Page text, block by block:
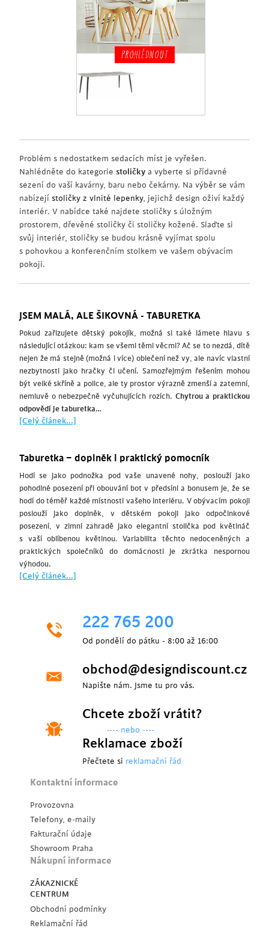
PROHLÉDNOUT
Problém s nedostatkem sedacích míst je vyřešen.
Nahlédněte do kategorie stoličky a vyberte si přídavné
sezení do vaší kavárny, baru nebo čekárny. Na výběr se vám
nabízejí stoličky z vlnité lepenky, jejichž design oživí každý
interiér. V nabídce také najdete stoličky s úložným
prostorem, dřevěné stoličky či stoličky kožené. Slaďte si
svůj interiér, stoličky se budou krásně vyjímat spolu
s pohovkou a konferenčním stolkem ve vašem obývacím
pokoji.
JSEM MALÁ, ALE ŠIKOVNÁ - TABURETKA
Pokud zařizujete dětský pokojík, možná si také lámete hlavu s
následující otázkou: kam se všemi těmi věcmi? Ač se to nezdá, dítě
nejen že má stejně (možná i více) oblečení než vy, ale navíc vlastní
nezbytnosti jako hračky či učení. Samozřejmým řešením mohou
být velké skříně a police, ale ty prostor výrazně zmenší a zatemní,
nemluvě o nebezpečně vyčuhujících rozích. Chytrou a praktickou
odpovědí je taburetka…
[Celý článek...]
Taburetka – doplněk i praktický pomocník
Hodí se jako podnožka pod vaše unavené nohy, poslouží jako
pohodlné posezení při obouvání bot v předsíni a bonusem je, že se
hodí do téměř každé místnosti vašeho interiéru. V obývacím pokoji
poslouží jako doplněk, v dětském pokoji jako odpočinkové
posezení, v zimní zahradě jako elegantní stolička pod květináč
s vaší oblíbenou květinou. Variabilita těchto nedoceněných a
praktických společníků do domácnosti je zkrátka nespornou
výhodou.
[Celý článek...]
222 765 200
Od pondělí do pátku - 8:00 až 16:00
obchod@designdiscount.cz
Napište nám. Jsme tu pro vás.
Chcete zboží vrátit?
---- nebo ----
Reklamace zboží
Přečtete si reklamační řád
Kontaktní informace
Provozovna
Telefony, e-maily
Fakturační údaje
Showroom Praha
Nákupní informace
ZÁKAZNICKÉ
CENTRUM
Obchodní podmínky
Reklamační řád